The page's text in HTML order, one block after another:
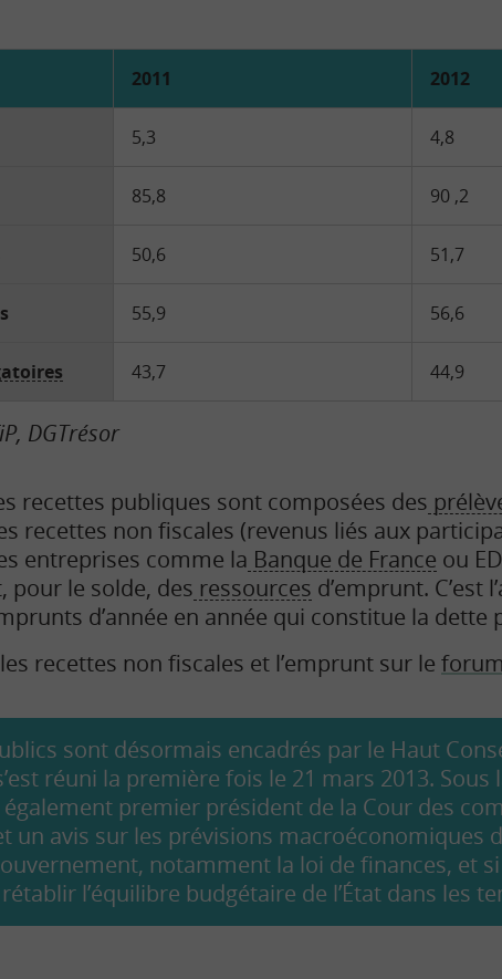
2011 2012
5,3 4,8
85,8 90 ,2
50,6 51,7
55,9 56,6
43,7 44,9
DGTrésor
recettes publiques sont composées des
recettes non fiscales (revenus liés aux
entreprises comme la Banque de France ou
pour le solde, des ressources d’emprunt. C’est
d’année en année qui constitue la dette
recettes non fiscales et l’emprunt sur le
sont désormais encadrés par le Haut
réuni la première fois le 21 mars 2013. Sous
premier président de la Cour des
un avis sur les prévisions macroéconomiques
notamment la loi de finances, et
l’équilibre budgétaire de l’État dans les